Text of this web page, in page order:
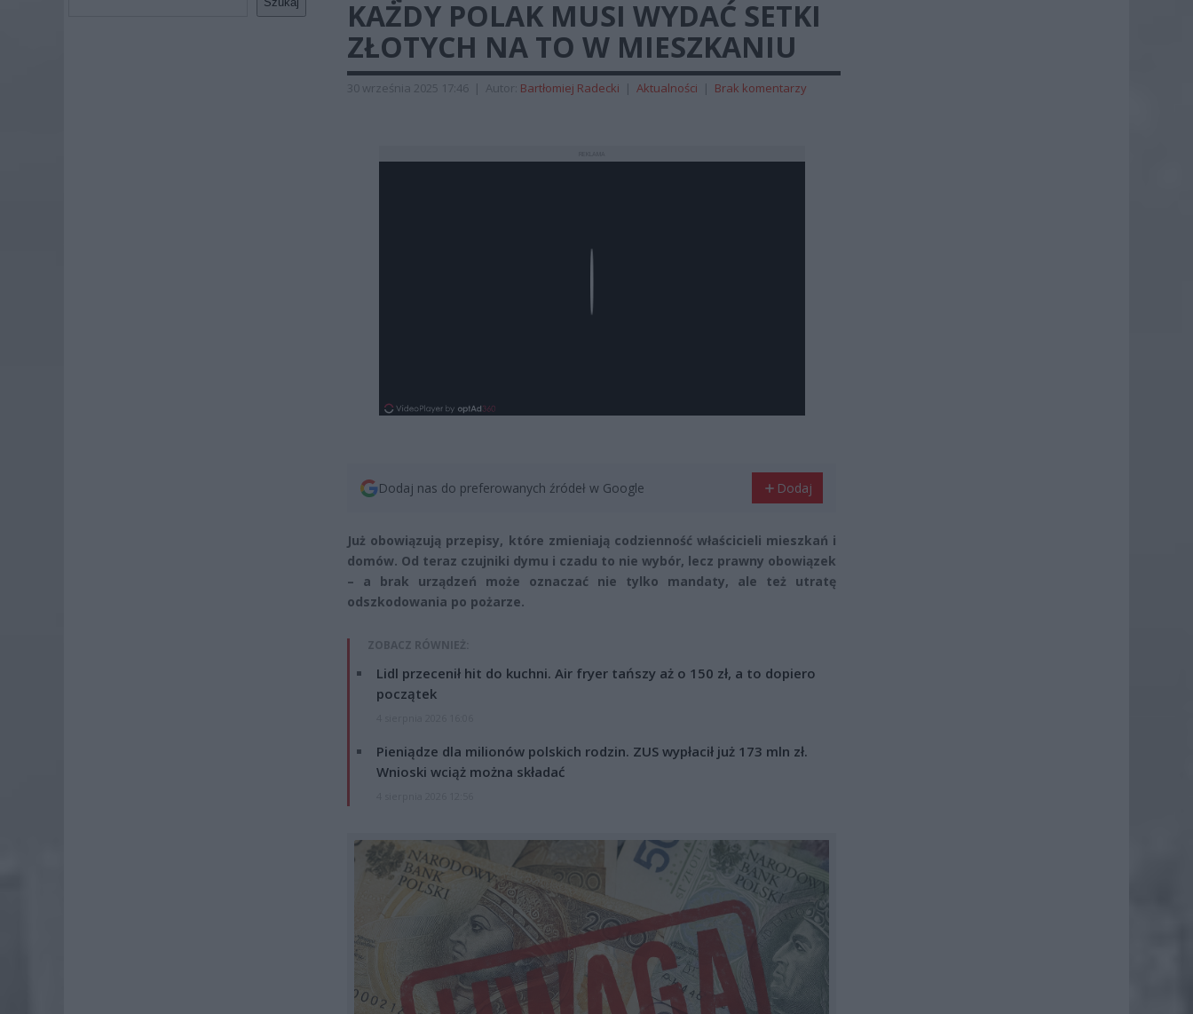
KAŻDY POLAK MUSI WYDAĆ SETKI
ZŁOTYCH NA TO W MIESZKANIU
30 września 2025 17:46 | Autor: Bartłomiej Radecki | Aktualności | Brak komentarzy
Dodaj nas do preferowanych źródeł w Google Dodaj
Już obowiązują przepisy, które zmieniają codzienność właścicieli mieszkań i
domów. Od teraz czujniki dymu i czadu to nie wybór, lecz prawny obowiązek
– a brak urządzeń może oznaczać nie tylko mandaty, ale też utratę
odszkodowania po pożarze.
ZOBACZ RÓWNIEŻ:
Lidl przecenił hit do kuchni. Air fryer tańszy aż o 150 zł, a to dopiero
początek
Pieniądze dla milionów polskich rodzin. ZUS wypłacił już 173 mln zł.
Wnioski wciąż można składać